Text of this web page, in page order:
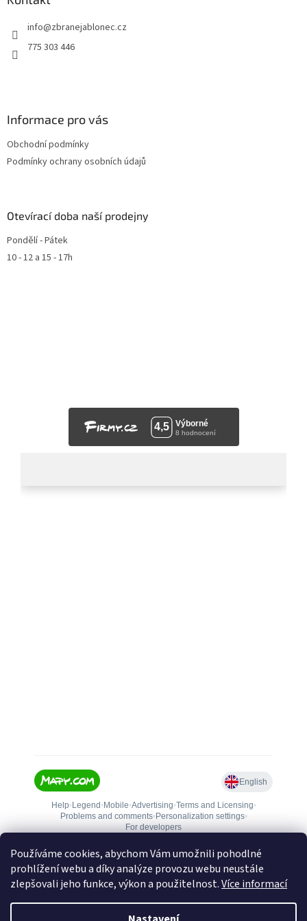
Používáme cookies, abychom Vám umožnili pohodlné
prohlížení webu a díky analýze provozu webu neustále
zlepšovali jeho funkce, výkon a použitelnost.Více informací
info@zbranejablonec.cz
775 303 446
Informace pro vás
Obchodní podmínky
Podmínky ochrany osobních údajů
Otevírací doba naší prodejny
Pondělí - Pátek
10 - 12 a 15 - 17h